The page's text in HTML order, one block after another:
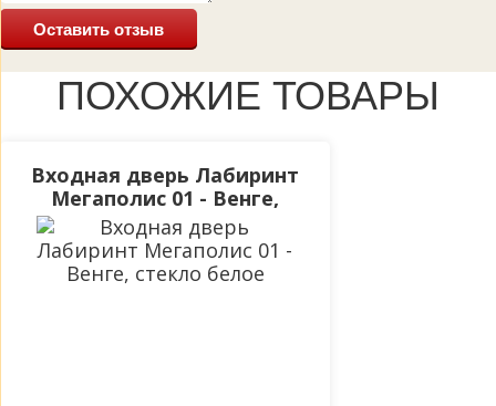
Оставить отзыв
ПОХОЖИЕ ТОВАРЫ
Входная дверь Лабиринт
Мегаполис 01 - Венге,
стекло белое